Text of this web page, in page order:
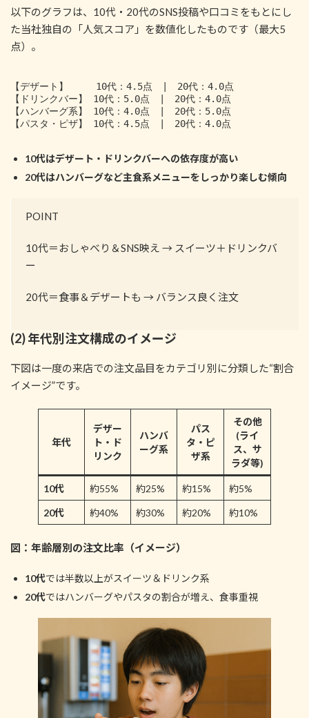
以下のグラフは、10代・20代のSNS投稿や口コミをもとにし
た当社独自の「人気スコア」を数値化したものです（最大5
点）。
【デザート】     10代：4.5点　|　20代：4.0点
【ドリンクバー】 10代：5.0点　|　20代：4.0点
【ハンバーグ系】 10代：4.0点　|　20代：5.0点
【パスタ・ピザ】 10代：4.5点　|　20代：4.0点
10代はデザート・ドリンクバーへの依存度が高い
20代はハンバーグなど主食系メニューをしっかり楽しむ傾向
POINT
10代＝おしゃべり＆SNS映え → スイーツ＋ドリンクバ
ー
20代＝食事＆デザートも → バランス良く注文
(2) 年代別注文構成のイメージ
下図は一度の来店での注文品目をカテゴリ別に分類した“割合
イメージ”です。
年代
デザー
ト・ド
リンク
ハンバ
ーグ系
パス
タ・ピ
ザ系
その他
(ライ
ス、サ
ラダ等)
10代 約55% 約25% 約15% 約5%
20代 約40% 約30% 約20% 約10%
図：年齢層別の注文比率（イメージ）
10代では半数以上がスイーツ＆ドリンク系
20代ではハンバーグやパスタの割合が増え、食事重視